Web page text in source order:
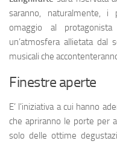
saranno, naturalmente,
omaggio al
un’atmosfera allietata
musicali che
Finestre aperte
E’ l’iniziativa a cui hanno
che apriranno le porte per
solo delle ottime